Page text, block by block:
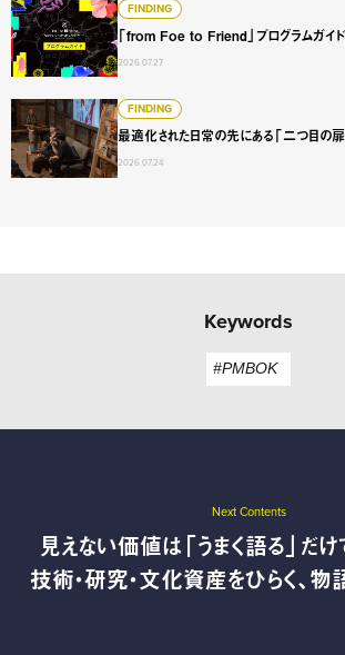
FINDING
「from Foe to Friend」プログラムガイド
2026.07.27
「from Foe to Friend」プログラムガイド
FINDING
最適化された日常の先にある「二つ目の
2026.07.24
最適化された日常の先にある「二つ目の扉
Keywords
#PMBOK
Next Contents
見えない価値は「うまく語る」だ
技術・研究・文化資産をひらく、物